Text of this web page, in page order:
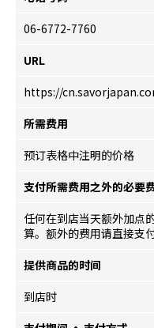
06-6772-7760
URL
https://
所需费用
预订表格中注明的价格
支付所需费用之外的必要
任何在到店当天额外加点
算。额外的费用请直接支
提供商品的时间
到店时